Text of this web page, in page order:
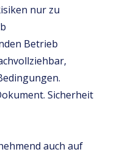
nur zu
Betrieb
Sicherheit
auch auf